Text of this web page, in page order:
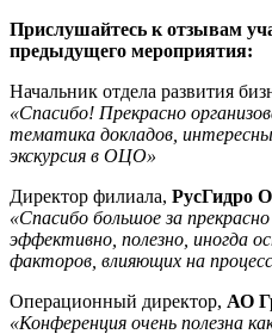
Прислушайтесь к отзывам
предыдущего мероприятия:
Начальник отдела развития
«Спасибо! Прекрасно
тематика докладов,
экскурсия в ОЦО»
Директор филиала, РусГидро
«Спасибо большое за
эффективно, полезно, иногда
факторов, влияющих на
Операционный директор, АО
«Конференция очень полезна